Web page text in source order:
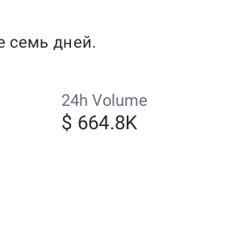
семь дней.
24h Volume
$ 664.8K